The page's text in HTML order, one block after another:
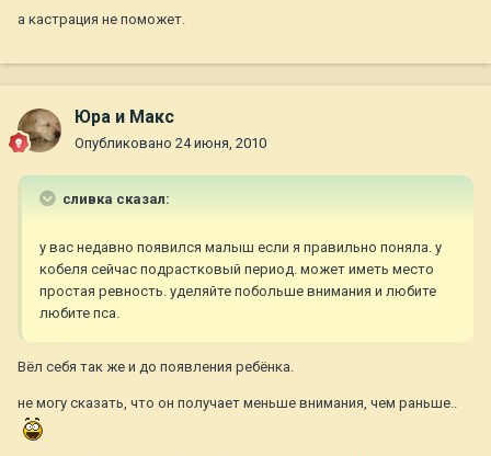
а кастрация не поможет.
Юра и Макс
Опубликовано 24 июня, 2010
сливка сказал:
у вас недавно появился малыш если я правильно поняла. у
кобеля сейчас подрастковый период. может иметь место
простая ревность. уделяйте побольше внимания и любите
любите пса.
Вёл себя так же и до появления ребёнка.
не могу сказать, что он получает меньше внимания, чем раньше..